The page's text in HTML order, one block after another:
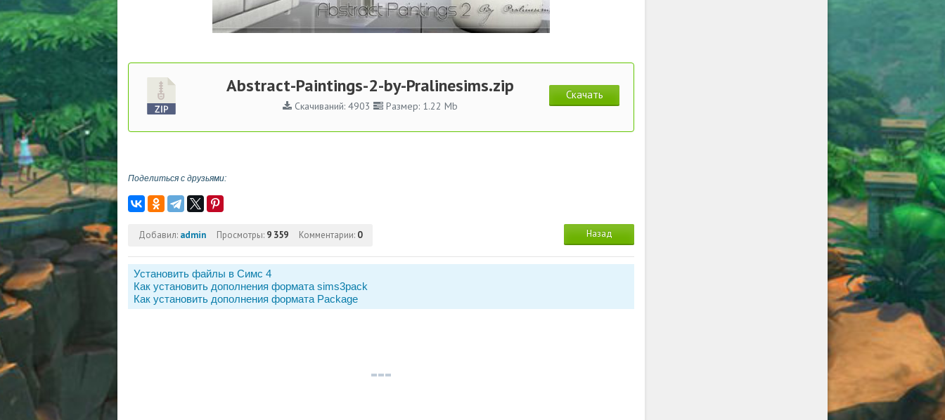
Abstract-Paintings-2-by-Pralinesims.zip
Скачиваний: 4903 Размер: 1.22 Mb
Скачать
Поделиться с друзьями:
Назад
Добавил: admin Просмотры: 9 359 Комментарии: 0
Установить файлы в Симс 4
Как установить дополнения формата sims3pack
Как установить дополнения формата Package